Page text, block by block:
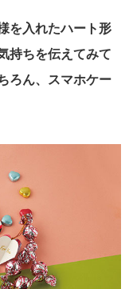
を入れたハート形
持ちを伝えてみて
ろん、スマホケー